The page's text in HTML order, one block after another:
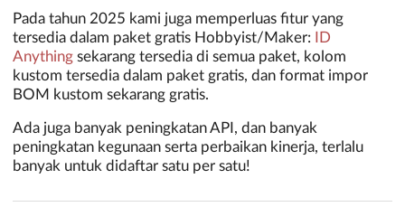
Pada tahun 2025 kami juga memperluas fitur yang
tersedia dalam paket gratis Hobbyist/Maker:
ID
Anything sekarang tersedia di semua paket, kolom
kustom tersedia dalam paket gratis, dan format impor
BOM kustom sekarang gratis.
Ada juga banyak peningkatan API, dan banyak
peningkatan kegunaan serta perbaikan kinerja, terlalu
banyak untuk didaftar satu per satu!